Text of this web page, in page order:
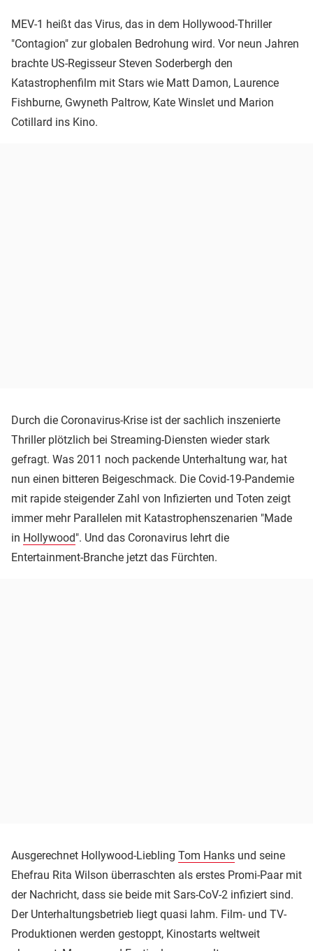
MEV-1 heißt das Virus, das in dem Hollywood-Thriller
"Contagion" zur globalen Bedrohung wird. Vor neun Jahren
brachte US-Regisseur Steven Soderbergh den
Katastrophenfilm mit Stars wie Matt Damon, Laurence
Fishburne, Gwyneth Paltrow, Kate Winslet und Marion
Cotillard ins Kino.
Durch die Coronavirus-Krise ist der sachlich inszenierte
Thriller plötzlich bei Streaming-Diensten wieder stark
gefragt. Was 2011 noch packende Unterhaltung war, hat
nun einen bitteren Beigeschmack. Die Covid-19-Pandemie
mit rapide steigender Zahl von Infizierten und Toten zeigt
immer mehr Parallelen mit Katastrophenszenarien "Made
in Hollywood". Und das Coronavirus lehrt die
Entertainment-Branche jetzt das Fürchten.
Ausgerechnet Hollywood-Liebling Tom Hanks und seine
Ehefrau Rita Wilson überraschten als erstes Promi-Paar mit
der Nachricht, dass sie beide mit Sars-CoV-2 infiziert sind.
Der Unterhaltungsbetrieb liegt quasi lahm. Film- und TV-
Produktionen werden gestoppt, Kinostarts weltweit